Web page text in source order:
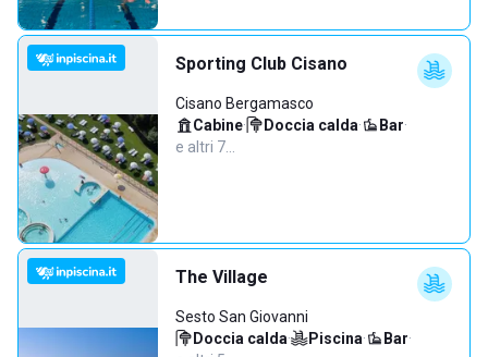
Sporting Club Cisano
Cisano Bergamasco
Cabine· Doccia calda· Bar·
e altri 7…
The Village
Sesto San Giovanni
Doccia calda· Piscina· Bar·